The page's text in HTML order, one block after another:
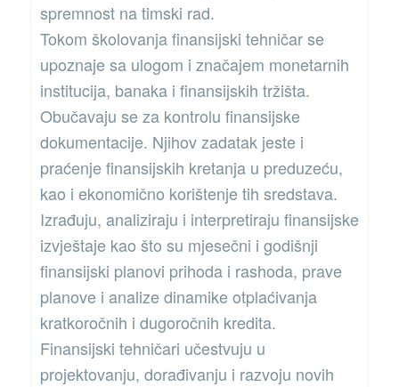
spremnost na timski rad.
Tokom školovanja finansijski tehničar se
upoznaje sa ulogom i značajem monetarnih
institucija, banaka i finansijskih tržišta.
Obučavaju se za kontrolu finansijske
dokumentacije. Njihov zadatak jeste i
praćenje finansijskih kretanja u preduzeću,
kao i ekonomično korištenje tih sredstava.
Izrađuju, analiziraju i interpretiraju finansijske
izvještaje kao što su mjesečni i godišnji
finansijski planovi prihoda i rashoda, prave
planove i analize dinamike otplaćivanja
kratkoročnih i dugoročnih kredita.
Finansijski tehničari učestvuju u
projektovanju, dorađivanju i razvoju novih